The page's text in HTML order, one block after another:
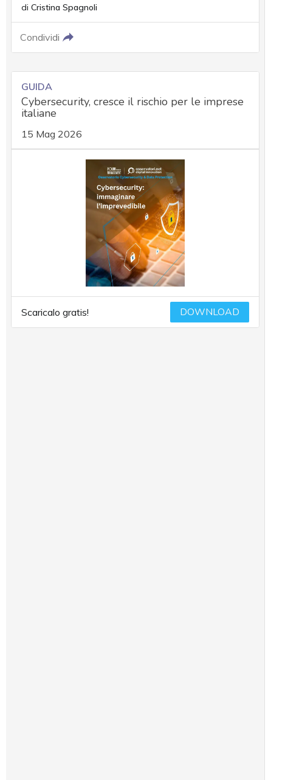
di Cristina Spagnoli
Condividi
GUIDA
Cybersecurity, cresce il rischio per le imprese
italiane
15 Mag 2026
Scaricalo gratis! DOWNLOAD